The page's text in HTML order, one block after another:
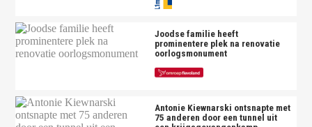
Joodse familie heeft
prominentere plek na renovatie
oorlogsmonument
Antonie Kiewnarski ontsnapte met
75 anderen door een tunnel uit